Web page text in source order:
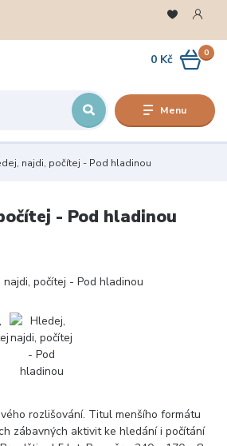
Menu
0
0 Kč
najdi, počítej - Pod hladinou
- Pod hladinou
rozlišování. Titul menšího formátu
zábavných aktivit ke hledání i počítání